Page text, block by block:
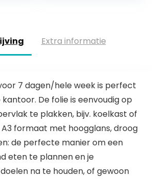
Extra informatie
7 dagen/hele week is perfect
De folie is eenvoudig op
te plakken, bijv. koelkast of
formaat met hoogglans, droog
de perfecte manier om een
eten te plannen en je
na te houden, of gewoon